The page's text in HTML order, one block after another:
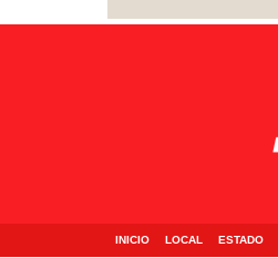
INICIO LOCAL ESTADO